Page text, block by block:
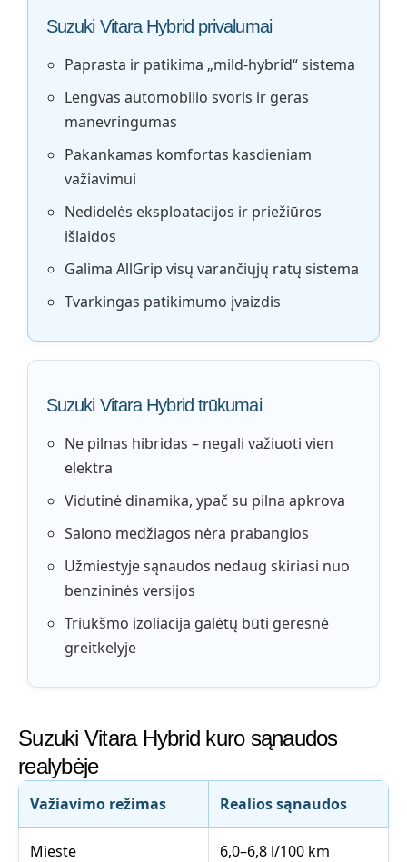
Suzuki Vitara Hybrid privalumai
Paprasta ir patikima „mild-hybrid“ sistema
Lengvas automobilio svoris ir geras
manevringumas
Pakankamas komfortas kasdieniam
važiavimui
Nedidelės eksploatacijos ir priežiūros
išlaidos
Galima AllGrip visų varančiųjų ratų sistema
Tvarkingas patikimumo įvaizdis
Suzuki Vitara Hybrid trūkumai
Ne pilnas hibridas – negali važiuoti vien
elektra
Vidutinė dinamika, ypač su pilna apkrova
Salono medžiagos nėra prabangios
Užmiestyje sąnaudos nedaug skiriasi nuo
benzininės versijos
Triukšmo izoliacija galėtų būti geresnė
greitkelyje
Suzuki Vitara Hybrid kuro sąnaudos
realybėje
Važiavimo režimas Realios sąnaudos
Mieste 6,0–6,8 l/100 km